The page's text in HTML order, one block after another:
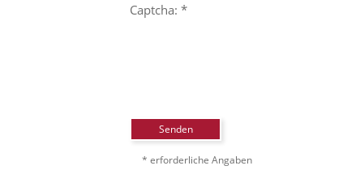
Captcha: *
Senden
* erforderliche Angaben